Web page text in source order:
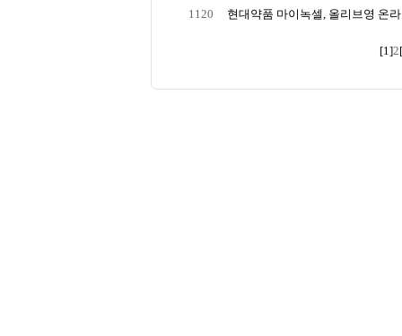
1120
현대약품 마이녹셀, 올리브영 온
[1]2